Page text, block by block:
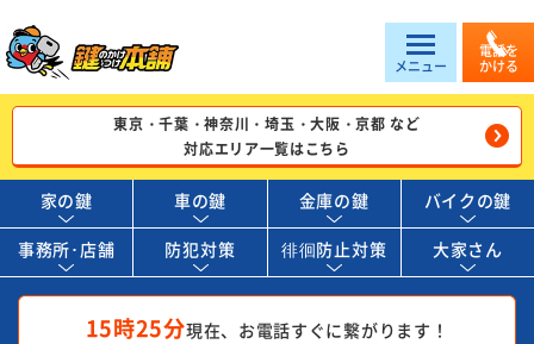
メニュー
電話を
かける
東京・千葉・神奈川・埼玉・大阪・京都 など
対応エリア一覧はこちら
家の鍵 車の鍵 金庫の鍵 バイクの鍵
事務所･店舗 防犯対策 徘徊防止対策 大家さん
15時25分現在、お電話すぐに繋がります！